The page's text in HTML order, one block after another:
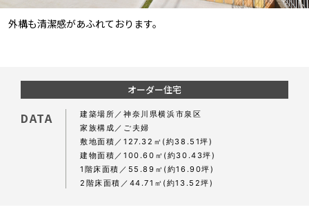
外構も清潔感があふれております。
オーダー住宅
DATA 建築場所
神奈川県横浜市泉区
家族構成
ご夫婦
敷地面積
127.32㎡(約38.51坪)
建物面積
100.60㎡(約30.43坪)
1階床面積
55.89㎡(約16.90坪)
2階床面積
44.71㎡(約13.52坪)